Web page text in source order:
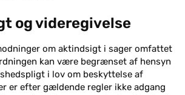
og videregivelse
om aktindsigt i sager omfattet
kan være begrænset af hensyn
i lov om beskyttelse af
er efter gældende regler ikke adgang